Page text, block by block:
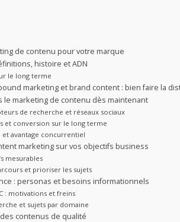
de contenu pour votre marque
histoire et ADN
le long terme
marketing et brand content : bien faire la
le marketing de contenu dès maintenant
de recherche et réseaux sociaux
et conversion sur le long terme
avantage concurrentiel
marketing sur vos objectifs business
mesurables
et prioriser les sujets
: personas et besoins informationnels
: motivations et freins
et sujets par domaine
contenus de qualité